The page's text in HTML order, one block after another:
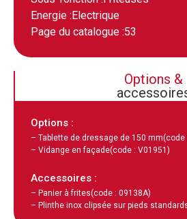
Energie :Electrique
Page du catalogue :53
Options &
Options :
– Tablette de dressage de 150 mm(code
– Vidange en façade(code : V01951)
Accessoires :
– Panier à frites(code : 09138A)
– Plinthe inox clipsée sur pieds